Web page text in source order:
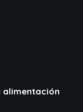
alimentación